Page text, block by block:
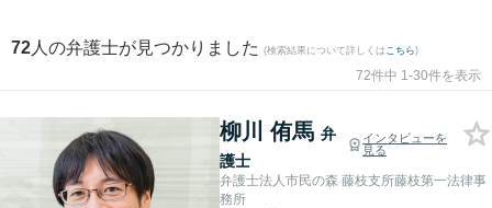
72 人の弁護士が見つかりました (検索結果について詳しくは こちら)
72件中 1-30件を表示
柳川 侑馬 弁
護士
インタビューを
見る
弁護士法人市民の森 藤枝支所藤枝第一法律事
務所